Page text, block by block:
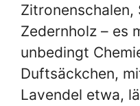
Zitronenschalen,
Zedernholz – es
unbedingt
Duftsäckchen,
Lavendel etwa,